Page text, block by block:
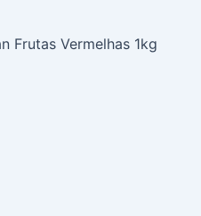
Frutas Vermelhas 1kg